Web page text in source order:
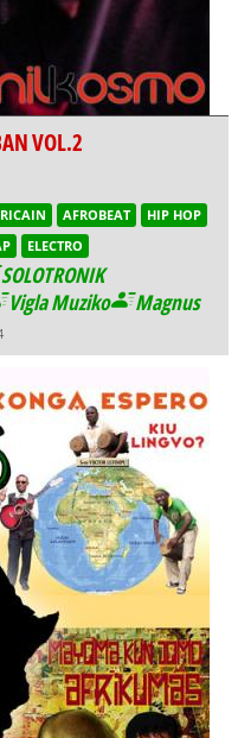
VOL.2
AFROBEAT
HIP HOP
ELECTRO
SOLOTRONIK
Vigla Muziko Magnus